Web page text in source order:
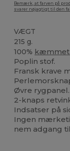
Bemærk, at farven på
svarer nøjagtigt til den
VÆGT
215 g.
100%
Poplin stof.
Fransk krave
Øvre rygpanel.
2-knaps
Indsatser på
Ingen
nem adgang